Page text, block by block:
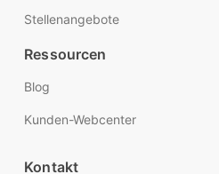
Stellenangebote
Ressourcen
Blog
Kunden-Webcenter
Kontakt